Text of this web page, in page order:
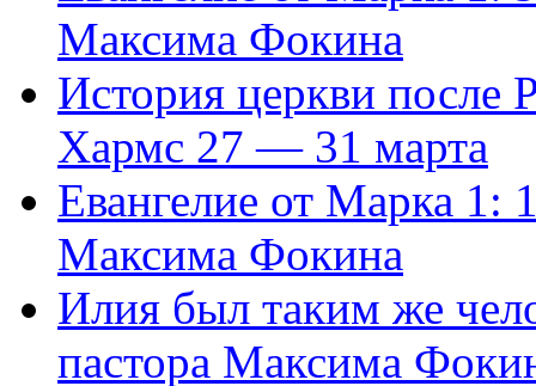
Максима Фокина
История церкви
Хармс 27 — 31 марта
Евангелие от Марка 1:
Максима Фокина
Илия был таким же
пастора Максима